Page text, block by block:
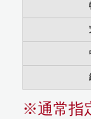
※通常指